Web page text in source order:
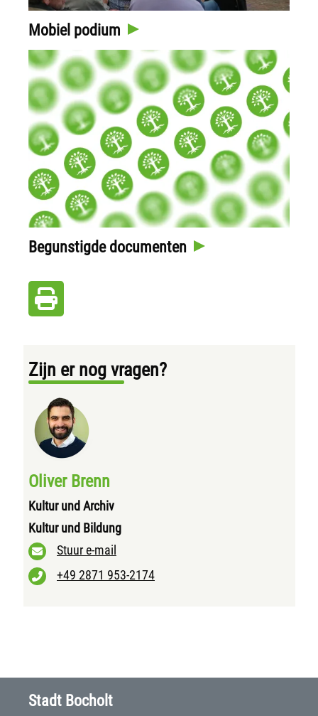
Mobiel podium
Begunstigde documenten
Zijn er nog vragen?
Oliver Brenn
Kultur und Archiv
Kultur und Bildung
Stuur e-mail
+49 2871 953-2174
Stadt Bocholt